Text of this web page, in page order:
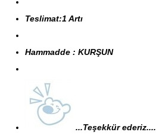
Teslimat:1 Artı
Hammadde : KURŞUN
...Teşekkür ederiz....